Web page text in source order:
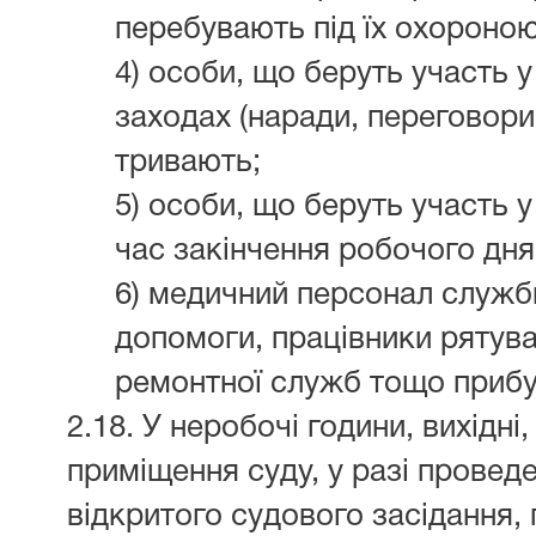
перебувають під їх
4) особи, що беруть участь у
заходах (наради,
тривають;
5) особи, що беруть участь у
час закінчення робочого
6) медичний персонал
допомоги, працівники
ремонтної служб тощо
2.18. У неробочі години,
приміщення суду, у разі
відкритого судового